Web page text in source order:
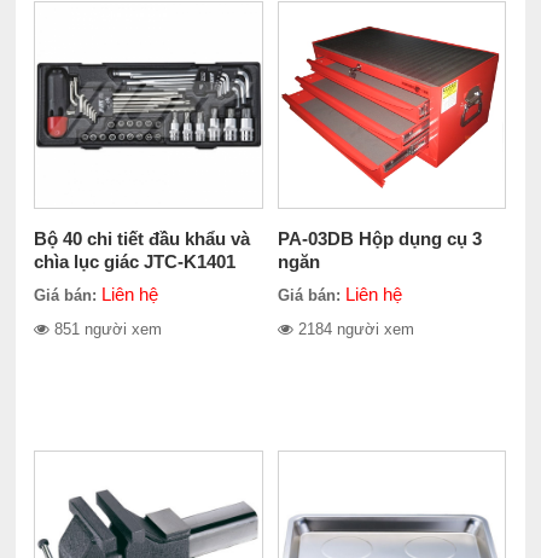
Bộ 40 chi tiết đầu khẩu và
chìa lục giác JTC-K1401
Giá bán: Liên hệ
851 người xem
PA-03DB Hộp dụng cụ 3
ngăn
Giá bán: Liên hệ
2184 người xem